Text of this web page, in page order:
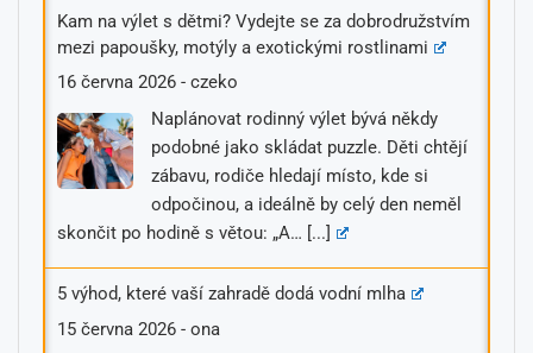
Kam na výlet s dětmi? Vydejte se za dobrodružstvím
mezi papoušky, motýly a exotickými rostlinami
16 června 2026 - czeko
Naplánovat rodinný výlet bývá někdy
podobné jako skládat puzzle. Děti chtějí
zábavu, rodiče hledají místo, kde si
odpočinou, a ideálně by celý den neměl
skončit po hodině s větou: „A… [...]
5 výhod, které vaší zahradě dodá vodní mlha
15 června 2026 - ona